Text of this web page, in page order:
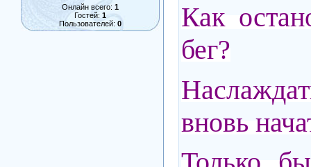
Онлайн всего: 1
Гостей: 1
Пользователей: 0
Как
бег?
вновь